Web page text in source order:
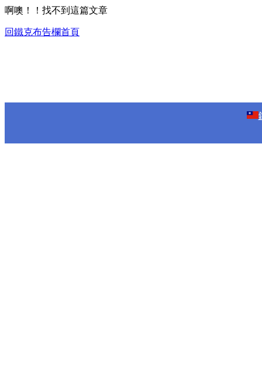
啊噢！！找不到這篇文章
回鐵克布告欄首頁